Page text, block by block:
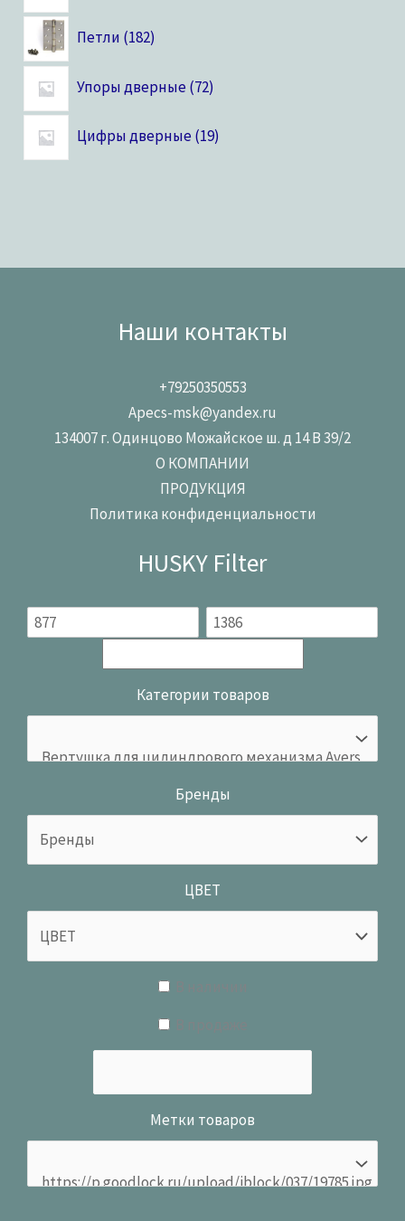
Петли 182
Упоры дверные 72
Цифры дверные 19
Наши контакты
+79250350553
Apecs-msk@yandex.ru
134007 г. Одинцово Можайское ш. д 14 В 39/2
О КОМПАНИИ
ПРОДУКЦИЯ
Политика конфиденциальности
HUSKY Filter
Категории товаров
Бренды
ЦВЕТ
Метки товаров